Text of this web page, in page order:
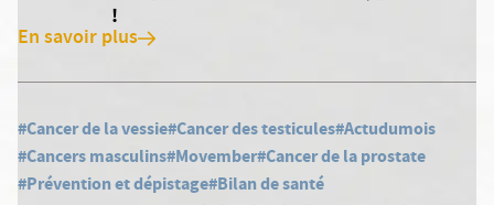
!
En savoir plus
#Cancer de la vessie#Cancer des testicules#Actudumois
#Cancers masculins#Movember#Cancer de la prostate
#Prévention et dépistage#Bilan de santé